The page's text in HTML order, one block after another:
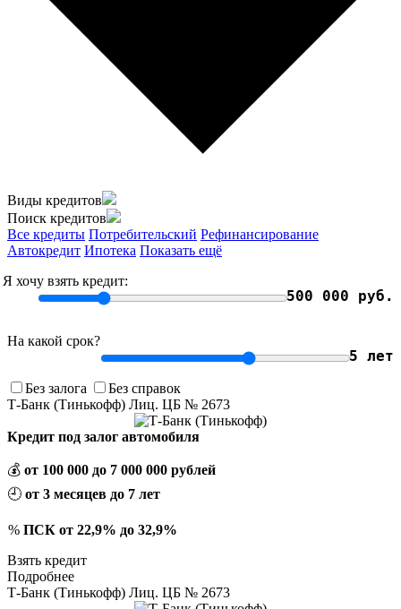
Виды кредитов
Поиск кредитов
Все кредиты Потребительский Рефинансирование
Автокредит Ипотека Показать ещё
Я хочу взять кредит:
500 000 руб.
На какой срок?
5 лет
Без залога
Без справок
Т-Банк (Тинькофф) Лиц. ЦБ № 2673
Кредит под залог автомобиля
💰 от 100 000 до 7 000 000 рублей
🕘 от 3 месяцев до 7 лет
% ПСК от 22,9% до 32,9%
Взять кредит
Подробнее
Т-Банк (Тинькофф) Лиц. ЦБ № 2673